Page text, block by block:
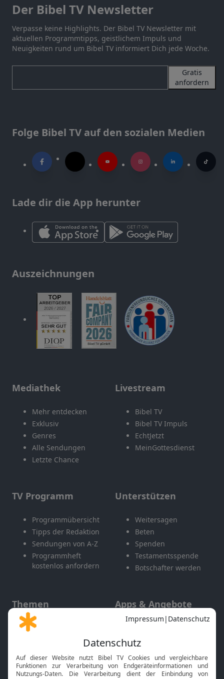
Der Bibel TV Newsletter
Verpasse keine Highlights. Der Bibel TV Newsletter mit
aktuellen Programmtipps, geistlichem Impuls und
Neuigkeiten rund um Bibel TV informiert Dich jede Woche.
Gratis
anfordern
Folge Bibel TV auf den sozialen Medien
Lade dir die App herunter
Auszeichnungen
Mediathek
Mehr entdecken
Exklusiv
Genres
Alle Sendungen
Letzte Chance
Livestream
Bibel TV
Bibel TV Impuls
EchtJetzt
MeinGottesdienst
TV Programm
Programmübersicht
Tipps der Redaktion
Sendungen von A-Z
Programmheft
kostenlos anfordern
Unterstützen
Weitersagen
Beten
Spenden
Testamentsspende
Botschafter werden
Themen
Gott und Bibel erklärt
Neuigkeiten
Apps & Angebote
Mobile App
Smart TV
HbbTV